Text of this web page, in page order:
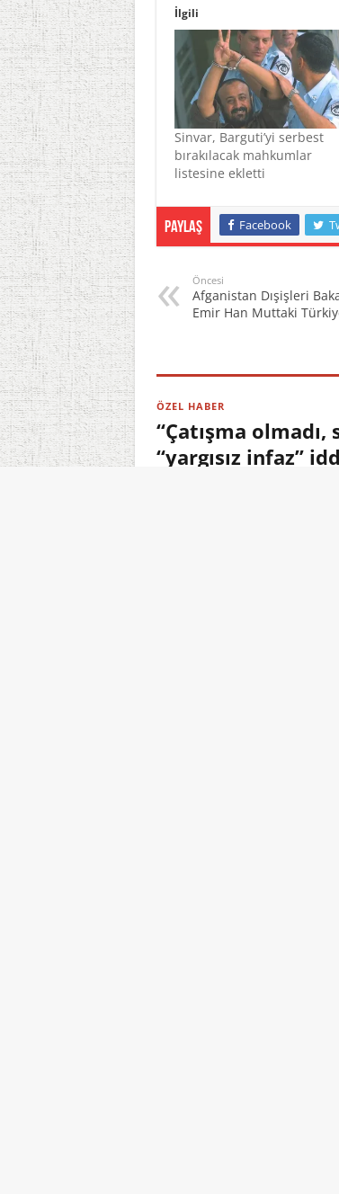
İlgili
Sinvar, Barguti’yi serbest
bırakılacak mahkumlar
listesine ekletti
Paylaş Facebook
Öncesi
Afganistan Dışişleri
Emir Han Muttaki
ÖZEL HABER
“Çatışma
“yargısız infaz”